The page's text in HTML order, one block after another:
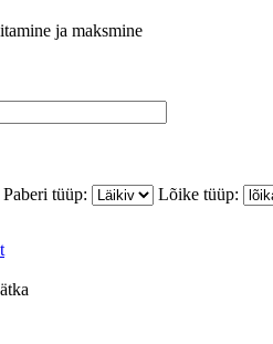
ja maksmine
Paberi tüüp:
Lõike tüüp: